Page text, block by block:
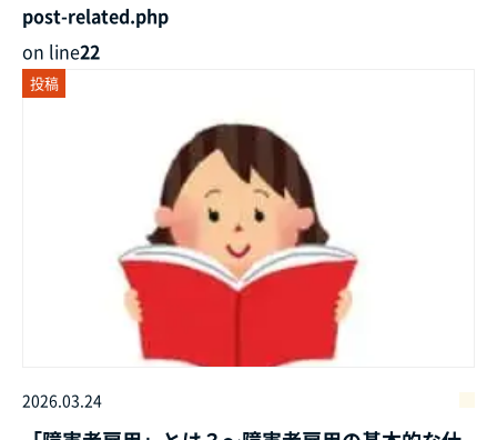
post-related.php
on line22
投稿
2026.03.24